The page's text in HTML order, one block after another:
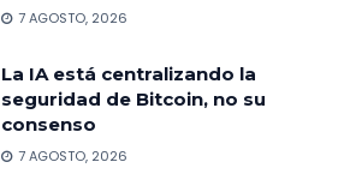
7 AGOSTO, 2026
La IA está centralizando la
seguridad de Bitcoin, no su
consenso
7 AGOSTO, 2026